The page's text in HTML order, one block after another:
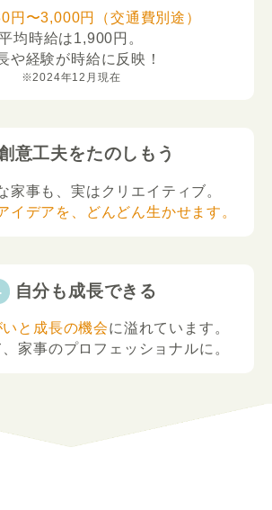
円〜3,000円（交通費別途）
均時給は1,900円。
や経験が時給に反映！
※2024年12月現在
意工夫をたのしもう
家事も、実はクリエイティブ。
イデアを、どんどん生かせます。
自分も成長できる
と成長の機会に溢れています。
家事のプロフェッショナルに。